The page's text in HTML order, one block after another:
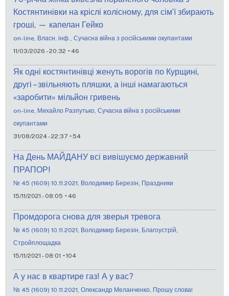
Костянтинівки на кріслі колісному, для сім’ї збирають
гроші, — капелан Гейко
on-line Власн. інф.
Сучасна війна з російськими окупантами
11/03/2026 - 20:32 - 46
Як одні костянтинівці женуть ворогів по Курщині,
другі – звільняють пляшки, а інші намагаються
«заробити» мільйон гривень
on-line Михайло Разпутько Сучасна війна з російськими
окупантами
31/08/2024 - 22:37 -54
На День МАЙДАНУ всі вивішуємо державний
ПРАПОР!
№ 45 (1609) 10.11.2021 Володимир Березін Праздники
15/11/2021 - 08:05 - 46
Промдорога снова для зверья тревога
№ 45 (1609) 10.11.2021 Володимир Березін Благоустрій
Стройплощадка
15/11/2021 - 08:01 -104
А у нас в квартире газ! А у вас?
№ 45 (1609) 10.11.2021 Олександр Меланченко Прошу слова!